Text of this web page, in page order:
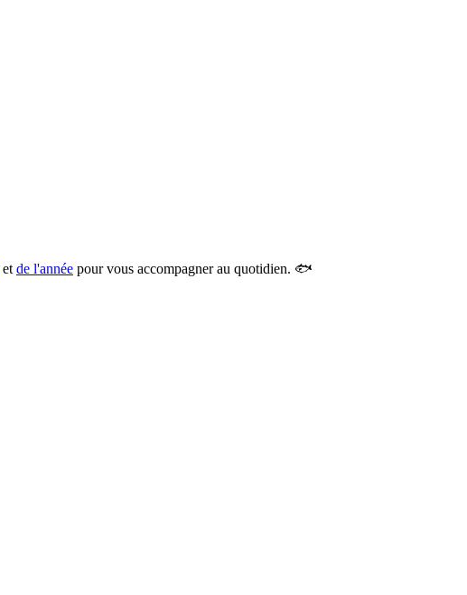
et de l'année pour vous accompagner au quotidien. 🐟